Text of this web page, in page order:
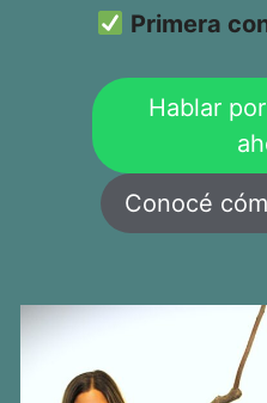
Primera
Hablar
Conocé